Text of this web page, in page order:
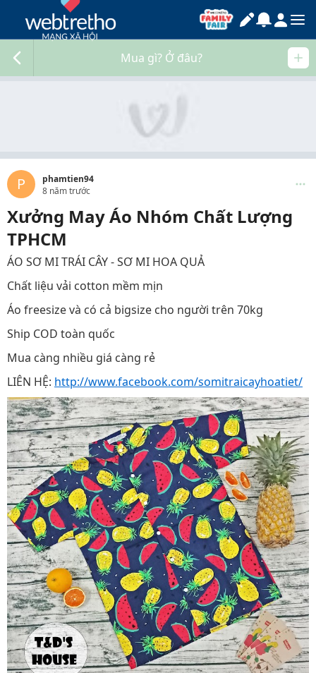
Mua gì? Ở đâu?
P
phamtien94
8 năm trước
Xưởng May Áo Nhóm Chất Lượng
TPHCM
ÁO SƠ MI TRÁI CÂY - SƠ MI HOA QUẢ
Chất liệu vải cotton mềm mịn
Áo freesize và có cả bigsize cho người trên 70kg
Ship COD toàn quốc
Mua càng nhiều giá càng rẻ
LIÊN HỆ: http://www.facebook.com/somitraicayhoatiet/